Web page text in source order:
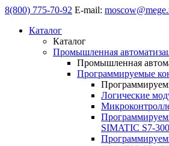
8(800) 775-70-92 E-mail:
Каталог
Каталог
Промышленная
Промышленная
Программируемые
Логические
SIMATIC S7-300